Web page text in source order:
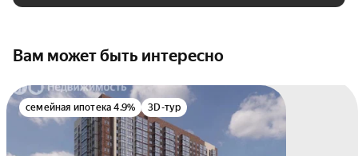
Вам может быть интересно
семейная ипотека 4.9% 3D-тур